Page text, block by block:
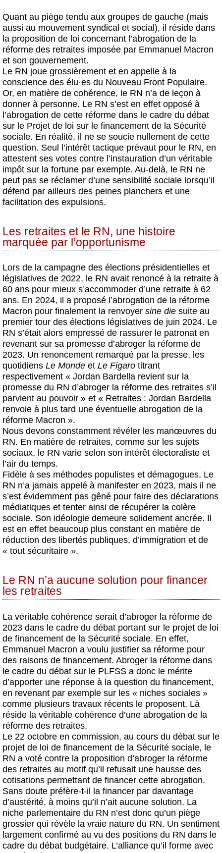
Quant au piège tendu aux groupes de gauche (mais
aussi au mouvement syndical et social), il réside dans
la proposition de loi concernant l’abrogation de la
réforme des retraites imposée par Emmanuel Macron
et son gouvernement.
Le RN joue grossièrement et en appelle à la
conscience des élu·es du Nouveau Front Populaire.
Or, en matière de cohérence, le RN n’a de leçon à
donner à personne. Le RN s’est en effet opposé à
l’abrogation de cette réforme dans le cadre du débat
sur le Projet de loi sur le financement de la Sécurité
sociale. En réalité, il ne se soucie nullement de cette
question. Seul l’intérêt tactique prévaut pour le RN, en
attestent ses votes contre l’instauration d’un véritable
impôt sur la fortune par exemple. Au-delà, le RN ne
peut pas se réclamer d’une sensibilité sociale lorsqu’il
défend par ailleurs des peines planchers et une
facilitation des expulsions.
Les retraites et le RN, une histoire
marquée par l’opportunisme
Lors de la campagne des élections présidentielles et
législatives de 2022, le RN avait renoncé à la retraite à
60 ans pour mieux s’accommoder d’une retraite à 62
ans. En 2024, il a proposé l’abrogation de la réforme
Macron pour finalement la renvoyer sine die suite au
premier tour des élections législatives de juin 2024. Le
RN s’était alors empressé de rassurer le patronat en
revenant sur sa promesse d’abroger la réforme de
2023. Un renoncement remarqué par la presse, les
quotidiens Le Monde et Le Figaro titrant
respectivement « Jordan Bardella revient sur la
promesse du RN d’abroger la réforme des retraites s’il
parvient au pouvoir » et « Retraites : Jordan Bardella
renvoie à plus tard une éventuelle abrogation de la
réforme Macron ».
Nous devons constamment révéler les manœuvres du
RN. En matière de retraites, comme sur les sujets
sociaux, le RN varie selon son intérêt électoraliste et
l’air du temps.
Fidèle à ses méthodes populistes et démagogues, Le
RN n’a jamais appelé à manifester en 2023, mais il ne
s’est évidemment pas gêné pour faire des déclarations
médiatiques et tenter ainsi de récupérer la colère
sociale. Son idéologie demeure solidement ancrée. Il
est en effet beaucoup plus constant en matière de
réduction des libertés publiques, d’immigration et de
« tout sécuritaire ».
Le RN n’a aucune solution pour financer
les retraites
La véritable cohérence serait d’abroger la réforme de
2023 dans le cadre du débat portant sur le projet de loi
de financement de la Sécurité sociale. En effet,
Emmanuel Macron a voulu justifier sa réforme pour
des raisons de financement. Abroger la réforme dans
le cadre du débat sur le PLFSS a donc le mérite
d’apporter une réponse à la question du financement,
en revenant par exemple sur les « niches sociales »
comme plusieurs travaux récents le proposent. Là
réside la véritable cohérence d’une abrogation de la
réforme des retraites.
Le 22 octobre en commission, au cours du débat sur le
projet de loi de financement de la Sécurité sociale, le
RN a voté contre la proposition d’abroger la réforme
des retraites au motif qu’il refusait une hausse des
cotisations permettant de financer cette abrogation.
Sans doute préfère-t-il la financer par davantage
d’austérité, à moins qu’il n’ait aucune solution. La
niche parlementaire du RN n’est donc qu’un piège
grossier qui révèle la vraie nature du RN. Un sentiment
largement confirmé au vu des positions du RN dans le
cadre du débat budgétaire. L’alliance qu’il forme avec